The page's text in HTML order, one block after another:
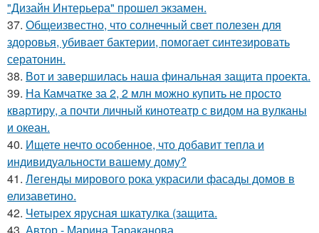
"Дизайн Интерьера" прошел экзамен.
37. Общеизвестно, что солнечный свет полезен для
здоровья, убивает бактерии, помогает синтезировать
сератонин.
38. Вот и завершилась наша финальная защита проекта.
39. На Камчатке за 2, 2 млн можно купить не просто
квартиру, а почти личный кинотеатр с видом на вулканы
и океан.
40. Ищете нечто особенное, что добавит тепла и
индивидуальности вашему дому?
41. Легенды мирового рока украсили фасады домов в
елизаветино.
42. Четырех ярусная шкатулка (защита.